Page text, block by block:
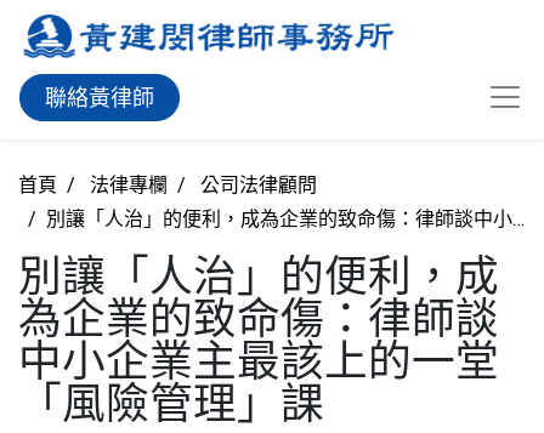
聯絡黃律師
首頁 法律專欄
公司法律顧問
別讓「人治」的便利，成為企業的致命傷：律師談中小企業主最該上的一堂「風險管理」課
別讓「人治」的便利，成
為企業的致命傷：律師談
中小企業主最該上的一堂
「風險管理」課